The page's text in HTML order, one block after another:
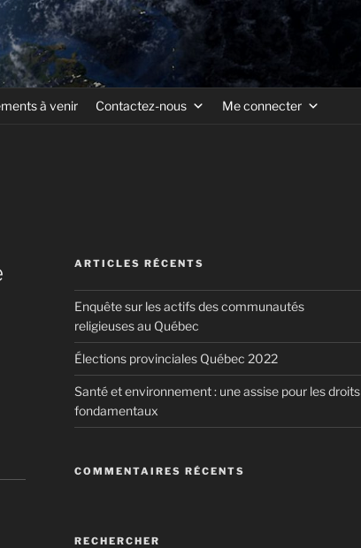
à venir Contactez-nous Me connecter
ARTICLES RÉCENTS
Enquête sur les actifs des communautés
religieuses au Québec
Élections provinciales Québec 2022
Santé et environnement : une assise pour les droits
fondamentaux
COMMENTAIRES RÉCENTS
RECHERCHER